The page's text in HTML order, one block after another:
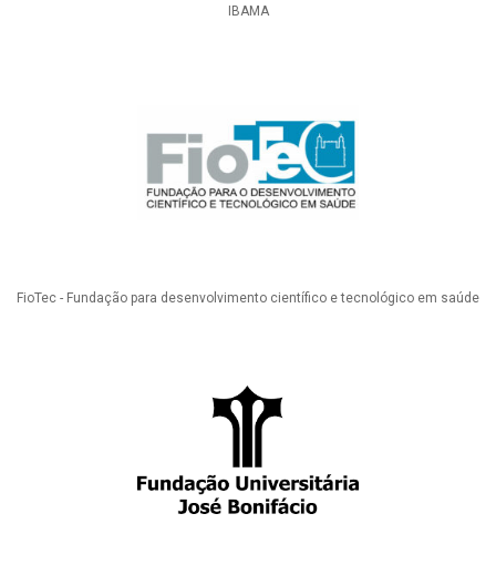
IBAMA
FioTec - Fundação para desenvolvimento científico e tecnológico em saúde